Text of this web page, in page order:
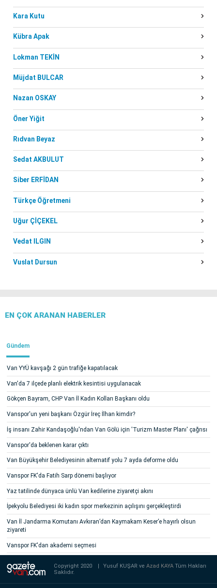
Kara Kutu
Kübra Apak
Lokman TEKİN
Müjdat BULCAR
Nazan OSKAY
Öner Yiğit
Rıdvan Beyaz
Sedat AKBULUT
Siber ERFİDAN
Türkçe Öğretmeni
Uğur ÇİÇEKEL
Vedat ILGIN
Vuslat Dursun
EN ÇOK ARANAN HABERLER
Gündem
Van YYÜ kavşağı 2 gün trafiğe kapatılacak
Van'da 7 ilçede planlı elektrik kesintisi uygulanacak
Gökçen Bayram, CHP Van İl Kadın Kolları Başkanı oldu
Vanspor'un yeni başkanı Özgür İreç İlhan kimdir?
İş insanı Zahir Kandaşoğlu'ndan Van Gölü için 'Turizm Master Planı' çağrısı
Vanspor'da beklenen karar çıktı
Van Büyükşehir Belediyesinin alternatif yolu 7 ayda deforme oldu
Vanspor FK'da Fatih Sarp dönemi başlıyor
Yaz tatilinde dünyaca ünlü Van kedilerine ziyaretçi akını
İpekyolu Belediyesi iki kadın spor merkezinin açılışını gerçekleştirdi
Van İl Jandarma Komutanı Avkıran’dan Kaymakam Keser’e hayırlı olsun
ziyareti
Vanspor FK'dan akademi seçmesi
Copyright 2020 Yusuf KUŞAR veAzad KAYATüm Hakları
Saklıdır.